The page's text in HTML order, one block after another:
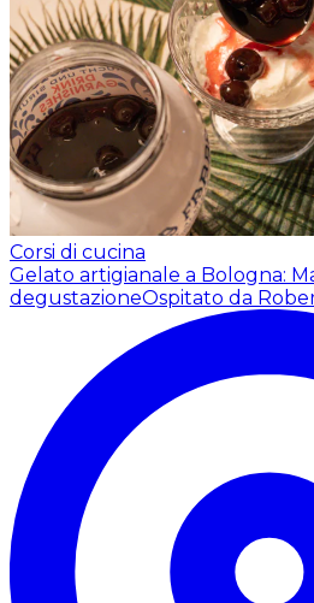
Corsi di cucina
Gelato artigianale a Bologna:
degustazioneOspitato da